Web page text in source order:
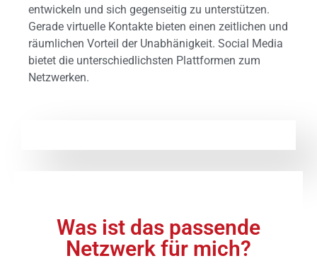
entwickeln und sich gegenseitig zu unterstützen.
Gerade virtuelle Kontakte bieten einen zeitlichen und
räumlichen Vorteil der Unabhänigkeit. Social Media
bietet die unterschiedlichsten Plattformen zum
Netzwerken.
Was ist das passende
Netzwerk für mich?​